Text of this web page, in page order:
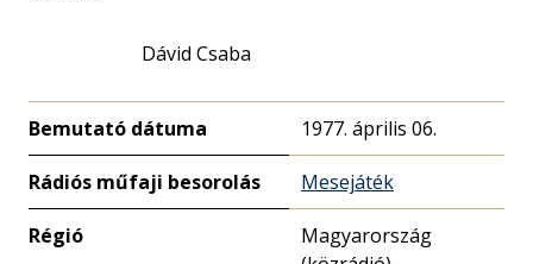
Dávid Csaba
Bemutató dátuma 1977. április 06.
Rádiós műfaji besorolás Mesejáték
Régió
Magyarország